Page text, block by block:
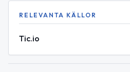
RELEVANTA KÄLLOR
Tic.io